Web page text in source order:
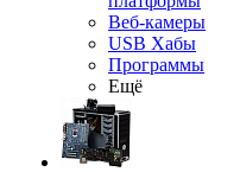
Веб-камеры
USB Хабы
Программы
Ещё